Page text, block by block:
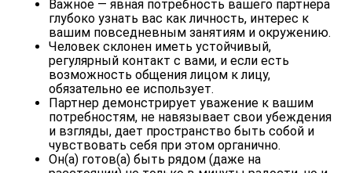
Важное — явная потребность вашего партнера
глубоко узнать вас как личность, интерес к
вашим повседневным занятиям и окружению.
Человек склонен иметь устойчивый,
регулярный контакт с вами, и если есть
возможность общения лицом к лицу,
обязательно ее использует.
Партнер демонстрирует уважение к вашим
потребностям, не навязывает свои убеждения
и взгляды, дает пространство быть собой и
чувствовать себя при этом органично.
Он(а) готов(а) быть рядом (даже на